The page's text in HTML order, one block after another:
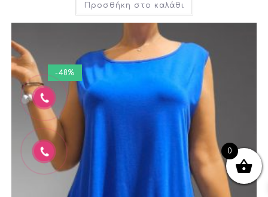
Προσθήκη στο καλάθι
-48%
0